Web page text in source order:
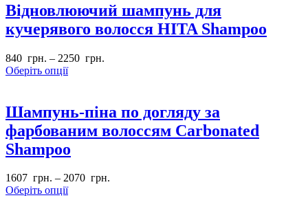
Відновлюючий шампунь для
кучерявого волосся HITA Shampoo
840 грн. – 2250 грн.
Оберіть опції
Шампунь-піна по догляду за
фарбованим волоссям Carbonated
Shampoo
1607 грн. – 2070 грн.
Оберіть опції